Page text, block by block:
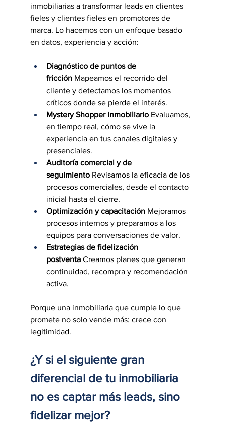
inmobiliarias a transformar leads en clientes
fieles y clientes fieles en promotores de
marca. Lo hacemos con un enfoque basado
en datos, experiencia y acción:
Diagnóstico de puntos de
fricción Mapeamos el recorrido del
cliente y detectamos los momentos
críticos donde se pierde el interés.
Mystery Shopper inmobiliario Evaluamos,
en tiempo real, cómo se vive la
experiencia en tus canales digitales y
presenciales.
Auditoría comercial y de
seguimiento Revisamos la eficacia de los
procesos comerciales, desde el contacto
inicial hasta el cierre.
Optimización y capacitación Mejoramos
procesos internos y preparamos a los
equipos para conversaciones de valor.
Estrategias de fidelización
postventa Creamos planes que generan
continuidad, recompra y recomendación
activa.
Porque una inmobiliaria que cumple lo que
promete no solo vende más: crece con
legitimidad.
¿Y si el siguiente gran
diferencial de tu inmobiliaria
no es captar más leads, sino
fidelizar mejor?